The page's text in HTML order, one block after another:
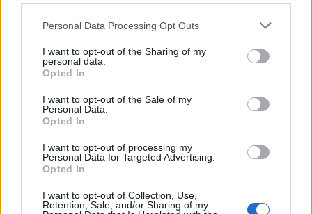
Please note that this website/app uses one or more Google
not limited to your visit or usage behaviour. You may click to
grant or deny consent to Google and its third-party tags to
use your data for below specified purposes in below Google
consent section.
Personal Data Processing Opt Outs
I want to opt-out of the Sharing of my
personal data.
Opted In
I want to opt-out of the Sale of my
Personal Data.
Opted In
I want to opt-out of processing my
Personal Data for Targeted Advertising.
Opted In
I want to opt-out of Collection, Use,
Retention, Sale, and/or Sharing of my
Mario Malu
Paolo Pinna
Martina Agostina Diturco
I nostri cari